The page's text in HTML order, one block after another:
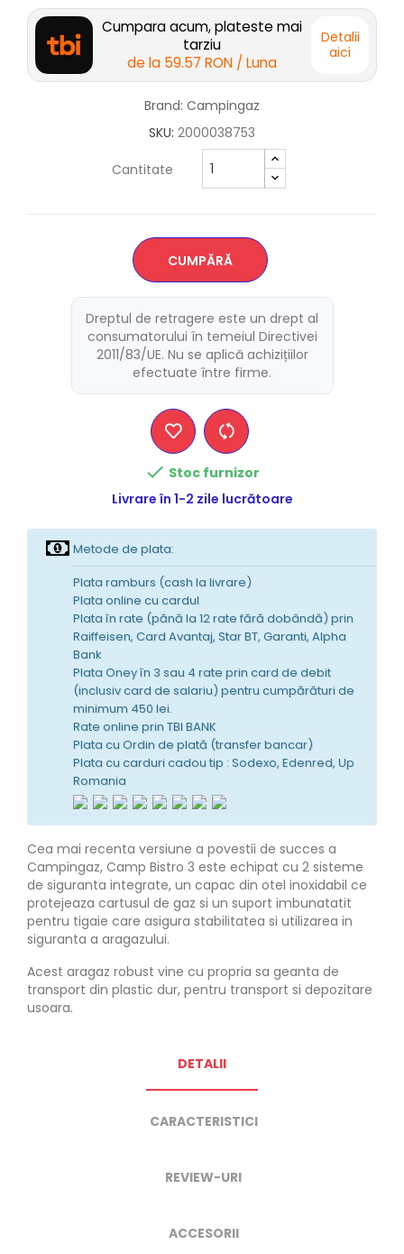
Cumpara acum, plateste mai
tarziu
de la 59.57 RON / Luna
Detalii
aici
Brand: Campingaz
SKU: 2000038753
Cantitate
CUMPĂRĂ
Dreptul de retragere este un drept al
consumatorului în temeiul Directivei
2011/83/UE. Nu se aplică achizițiilor
efectuate între firme.
 Stoc furnizor
Livrare în 1-2 zile lucrătoare
Metode de plata:
Plata ramburs (cash la livrare)
Plata online cu cardul
Plata în rate (pănă la 12 rate fără dobândă) prin
Raiffeisen, Card Avantaj, Star BT, Garanti, Alpha
Bank
Plata Oney în 3 sau 4 rate prin card de debit
(inclusiv card de salariu) pentru cumpărături de
minimum 450 lei.
Rate online prin TBI BANK
Plata cu Ordin de plată (transfer bancar)
Plata cu carduri cadou tip : Sodexo, Edenred, Up
Romania
Cea mai recenta versiune a povestii de succes a
Campingaz, Camp Bistro 3 este echipat cu 2 sisteme
de siguranta integrate, un capac din otel inoxidabil ce
protejeaza cartusul de gaz si un suport imbunatatit
pentru tigaie care asigura stabilitatea si utilizarea in
siguranta a aragazului.
Acest aragaz robust vine cu propria sa geanta de
transport din plastic dur, pentru transport si depozitare
usoara.
DETALII
CARACTERISTICI
REVIEW-URI
ACCESORII